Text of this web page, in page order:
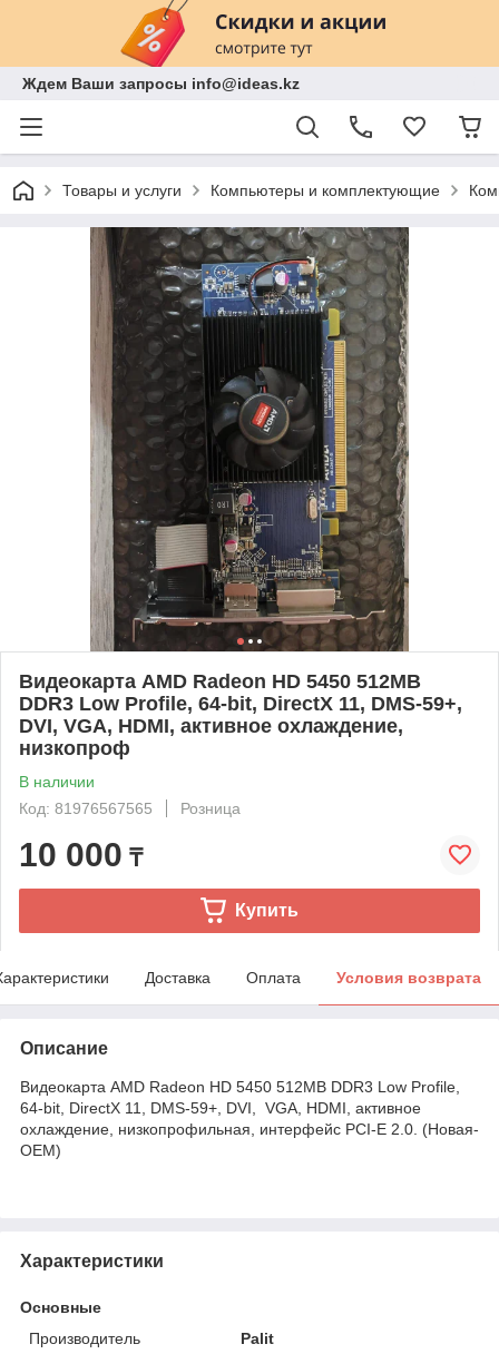
Ждем Ваши запросы info@ideas.kz
Товары и услуги Компьютеры и комплектующие
Видеокарта AMD Radeon HD 5450 512MB
DDR3 Low Profile, 64-bit, DirectX 11, DMS-59+,
DVI, VGA, HDMI, активное охлаждение,
низкопроф
В наличии
Код: 81976567565
Розница
10 000 ₸
Купить
Доставка Оплата Условия возврата
Описание
Видеокарта AMD Radeon HD 5450 512MB DDR3 Low Profile,
64-bit, DirectX 11, DMS-59+, DVI, VGA, HDMI, активное
охлаждение, низкопрофильная, интерфейс PCI-E 2.0. (Новая-
OEM)
Характеристики
Основные
Производитель
Palit